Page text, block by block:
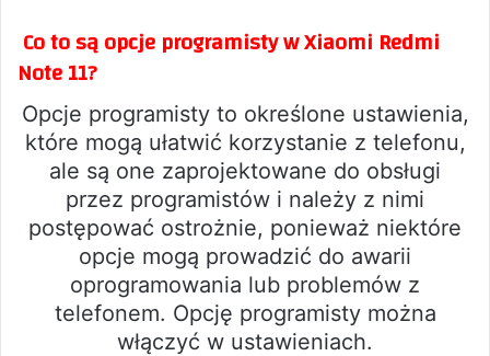
Co to są opcje programisty w Xiaomi Redmi
Note 11?
Opcje programisty to określone ustawienia,
które mogą ułatwić korzystanie z telefonu,
ale są one zaprojektowane do obsługi
przez programistów i należy z nimi
postępować ostrożnie, ponieważ niektóre
opcje mogą prowadzić do awarii
oprogramowania lub problemów z
telefonem. Opcję programisty można
włączyć w ustawieniach.